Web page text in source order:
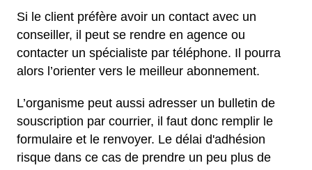
Si le client préfère avoir un contact avec un
conseiller, il peut se rendre en agence ou
contacter un spécialiste par téléphone. Il pourra
alors l’orienter vers le meilleur abonnement.
L’organisme peut aussi adresser un bulletin de
souscription par courrier, il faut donc remplir le
formulaire et le renvoyer. Le délai d'adhésion
risque dans ce cas de prendre un peu plus de